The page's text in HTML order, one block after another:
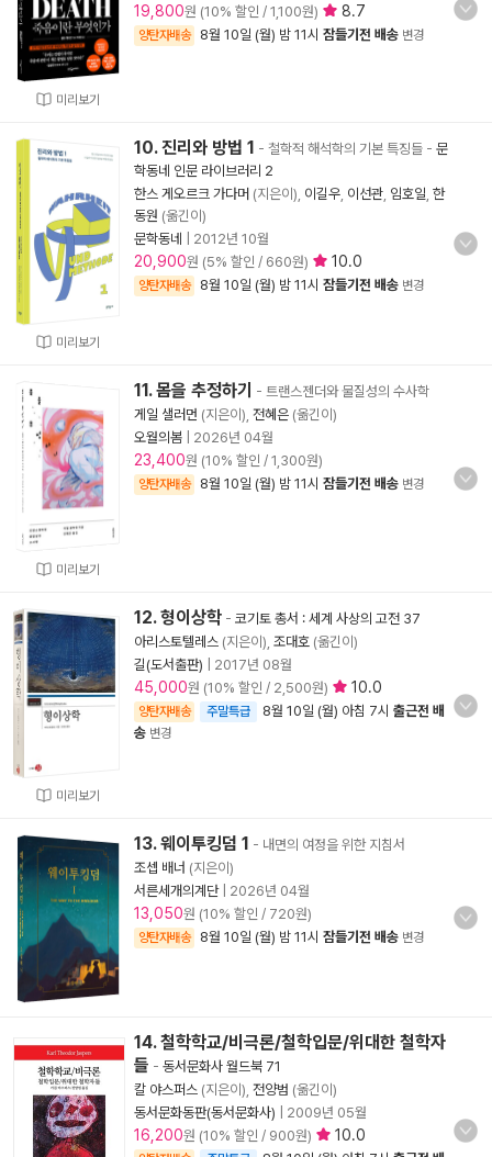
미리보기
19,800원 (10% 할인 / 1,100원) 8.7
양탄자배송 8월 10일 (월) 밤 11시 잠들기전 배송 변경
미리보기
10. 진리와 방법 1 - 철학적 해석학의 기본 특징들 - 문
학동네 인문 라이브러리 2
한스 게오르크 가다머 (지은이), 이길우 이선관 임호일 한
동원 (옮긴이)
문학동네
2012년 10월
20,900원 (5% 할인 / 660원) 10.0
양탄자배송 8월 10일 (월) 밤 11시 잠들기전 배송 변경
미리보기
11. 몸을 추정하기
- 트랜스젠더와 물질성의 수사학
게일 샐러먼 (지은이), 전혜은 (옮긴이)
오월의봄
2026년 04월
23,400원 (10% 할인 / 1,300원)
양탄자배송 8월 10일 (월) 밤 11시 잠들기전 배송 변경
미리보기
12. 형이상학 - 코기토 총서 : 세계 사상의 고전 37
아리스토텔레스 (지은이), 조대호 (옮긴이)
길(도서출판)
2017년 08월
45,000원 (10% 할인 / 2,500원) 10.0
양탄자배송 주말특급 8월 10일 (월) 아침 7시 출근전 배
송 변경
13. 웨이투킹덤 1 - 내면의 여정을 위한 지침서
조셉 배너 (지은이)
서른세개의계단| 2026년 04월
13,050원 (10% 할인 / 720원)
양탄자배송 8월 10일 (월) 밤 11시 잠들기전 배송 변경
14. 철학학교/비극론/철학입문/위대한 철학자
들 - 동서문화사 월드북 71
칼 야스퍼스 (지은이), 전양범 (옮긴이)
동서문화동판(동서문화사)
2009년 05월
16,200원 (10% 할인 / 900원) 10.0